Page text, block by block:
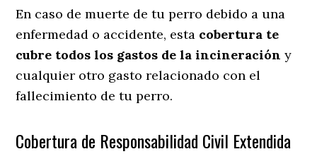
En caso de muerte de tu perro debido a una
enfermedad o accidente, esta cobertura te
cubre todos los gastos de la incineración y
cualquier otro gasto relacionado con el
fallecimiento de tu perro.
Cobertura de Responsabilidad Civil Extendida